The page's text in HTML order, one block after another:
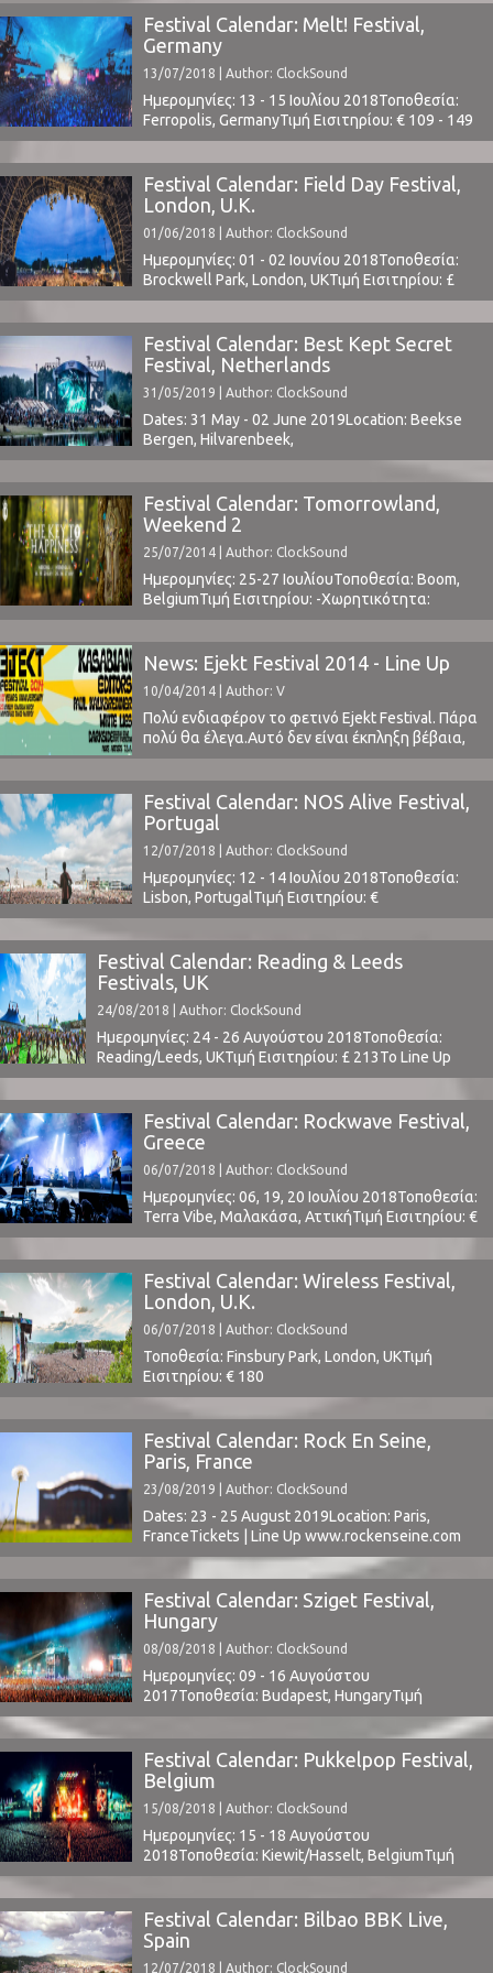
ευθεία. Την ερχόμενη Τετάρτη θα γιορτάσουμε
τα δέκατα γενέθλια του κορυφαίου μουσικού
φεστιβάλ της χώρας με τα εντυπωσιακά
ονόματα της ροκ και ηλεκτρονικής μουσικής:
Kasabian, Editors, White Lies, Paul Kalkbrennerκαι
...
Festival Calendar: Melt! Festival,
Germany
13/07/2018 | Author: ClockSound
Ημερομηνίες: 13 - 15 Ιουλίου 2018Τοποθεσία:
Ferropolis, GermanyΤιμή Εισιτηρίου: € 109 - 149
(buy here)Χωρητικότητα: 25,000Το Line Up
περιλαμβάνει: t.b.a.www.meltfestival.de2017
Aftermovie ⁪
Festival Calendar: Field Day Festival,
London, U.K.
01/06/2018 | Author: ClockSound
Ημερομηνίες: 01 - 02 Ιουνίου 2018Τοποθεσία:
Brockwell Park, London, UKΤιμή Εισιτηρίου: £
69.00 + fees (buy
here)www.fielddayfestivals.comΤο Line Up
περιλαμβάνει: Erykah Badu, Fever Ray, Cornelius,
Four Tet, Nils Frahm, Floating Points, Thundercat,
Jeff Mills + Tony Allen, Loyle Carner, Charlotte
Gainsbourg, Madlib, Mount Kimbie ⁪
Festival Calendar: Best Kept Secret
Festival, Netherlands
31/05/2019 | Author: ClockSound
Dates: 31 May - 02 June 2019Location: Beekse
Bergen, Hilvarenbeek,
NetherlandsTickets | Lineup ⁪
Festival Calendar: Tomorrowland,
Weekend 2
25/07/2014 | Author: ClockSound
Ημερομηνίες: 25-27 ΙουλίουΤοποθεσία: Boom,
BelgiumΤιμή Εισιτηρίου: -Χωρητικότητα:
80,000Το Line Up περιλαμβάνει: Armin Van
Buuren, Carl Cox, Steve Aoki, Jeff Mills, Tiesto,
Dave Clarke, Paul
Kalkbrennerwww.tomorrowland.com
News: Ejekt Festival 2014 - Line Up
10/04/2014 | Author: V
Πολύ ενδιαφέρον το φετινό Ejekt Festival. Πάρα
πολύ θα έλεγα.Αυτό δεν είναι έκπληξη βέβαια,
καθώς η Detox έχει φροντίσει να κρατήσει ένα
ψηλό επίπεδο στο συγκεκριμένο φεστιβάλ για
αρκετά χρόνια τώρα. Η έκπληξη είναι άλλη
όμως. Το γεγονός πως οι φετινοί headliners
είναι και headliners στο Glastonbury Festival! Να
μια ...
Festival Calendar: NOS Alive Festival,
Portugal
12/07/2018 | Author: ClockSound
Ημερομηνίες: 12 - 14 Ιουλίου 2018Τοποθεσία:
Lisbon, PortugalΤιμή Εισιτηρίου: €
129Χωρητικότητα: 50,000Το Line Up
περιλαμβάνει:Alice in Chains, At The Drive In,
Beatriz Pessoa, Bernardo, Chvrches, Dead
End, DJ Glue, Eels, Franz Ferdinand, Friendly
Fires, Fumaxa, Future Islands, Here's Johnny, Jack
White, Khalid, Mallu Magalhães, Marmozets,
Minta & The Brook Trout, MGMT, Nine Inch ...
Festival Calendar: Reading & Leeds
Festivals, UK
24/08/2018 | Author: ClockSound
Ημερομηνίες: 24 - 26 Αυγούστου 2018Τοποθεσία:
Reading/Leeds, UKΤιμή Εισιτηρίου: £ 213Το Line Up
περιλαμβάνει:
t.b.a.www.readingfestival.com / www.leedsfestival.com ⁪
Festival Calendar: Rockwave Festival,
Greece
06/07/2018 | Author: ClockSound
Ημερομηνίες: 06, 19, 20 Ιουλίου 2018Τοποθεσία:
Terra Vibe, Μαλακάσα, ΑττικήΤιμή Εισιτηρίου: €
69 (06 July) - € 105,60 (19 & 20
July)www.rockwavefestival.grΤο Line Up
περιλαμβάνει: Arctic Monkeys, Alt-J, Judas Priest,
Volbeat, Iron Maiden, Miles Kane, Accept, Foray
Between Ocean, Monument, Null Zero, Rollin
Dice, Saxon, Tremonti, Get Well Soon, Jacks Full,
Web ⁪ ⁪ ⁪
Festival Calendar: Wireless Festival,
London, U.K.
06/07/2018 | Author: ClockSound
Τοποθεσία: Finsbury Park, London, UKΤιμή
Εισιτηρίου: € 180
(Tickets)www.wirelessfestival.co.ukΤο Line Up
περιλαμβάνει: : Migos, Rick Ross, Stormzy, Cardi
B, DJ Khaled, French Montana, J. Cole, Rae
Shremmurd, κ.α.
Festival Calendar: Rock En Seine,
Paris, France
23/08/2019 | Author: ClockSound
Dates: 23 - 25 August 2019Location: Paris,
FranceTickets | Line Up www.rockenseine.com ⁪
Festival Calendar: Sziget Festival,
Hungary
08/08/2018 | Author: ClockSound
Ημερομηνίες: 09 - 16 Αυγούστου
2017Τοποθεσία: Budapest, HungaryΤιμή
Εισιτηρίου: € 275 (Tickets)Το Line Up
περιλαμβάνει: Kendrick Lamar * Kygo * Mumford
and Sons * Liam Gallagher * Bastille * Lykke Li *
Parov Stelar * The Kooks * MØ * Kaleo * Zara
Larsson * Gogol Bordello * Clean Bandit * ...
Festival Calendar: Pukkelpop Festival,
Belgium
15/08/2018 | Author: ClockSound
Ημερομηνίες: 15 - 18 Αυγούστου
2018Τοποθεσία: Kiewit/Hasselt, BelgiumΤιμή
Εισιτηρίου: € 199Χωρητικότητα: 50.000Το Line
Up περιλαμβάνει:
t.b.a.www.pukkelpop.beClockSound @
Pukkelpop 2015: Part 1 | Part 2
Festival Calendar: Bilbao BBK Live,
Spain
12/07/2018 | Author: ClockSound